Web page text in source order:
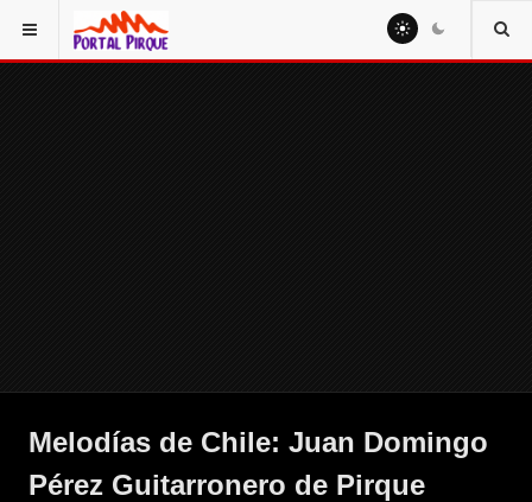
Melodías de Chile: Juan Domingo
Pérez Guitarronero de Pirque